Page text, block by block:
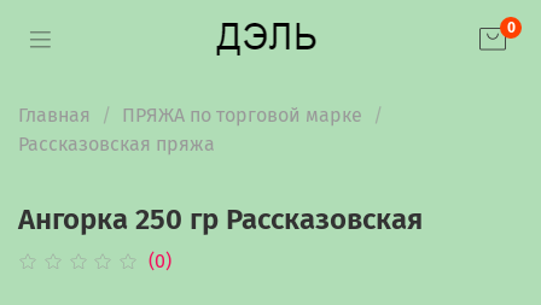
0
Главная
ПРЯЖА по торговой марке
Рассказовская пряжа
Ангорка 250 гр Рассказовская
(0)